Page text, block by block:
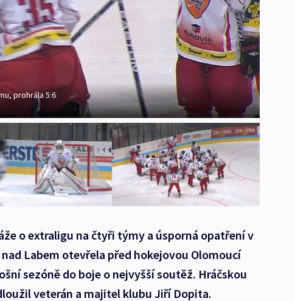
prohrála 5:6
o extraligu na čtyři týmy a úsporná opatření v
Labem otevřela před hokejovou Olomoucí
sezóně do boje o nejvyšší soutěž. Hráčskou
veterán a majitel klubu Jiří Dopita.